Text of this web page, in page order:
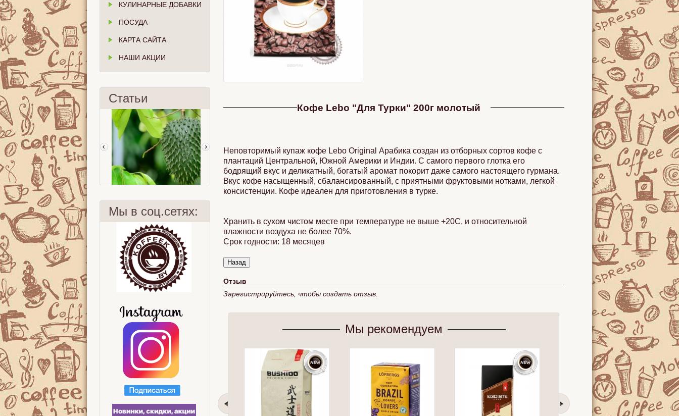
КУЛИНАРНЫЕ ДОБАВКИ
ПОСУДА
КАРТА САЙТА
НАШИ АКЦИИ
Статьи
Суасеп Малина
Мы в соц.сетях:
Кофе Lebo "Для Турки" 200г молотый
Неповторимый купаж кофе Lebo Original Арабика создан из отборных сортов кофе с
плантаций Центральной, Южной Америки и Индии. С самого первого глотка его
бодрящий вкус и деликатный, богатый аромат покорит даже самого настоящего гурмана.
Вкус кофе насыщенный, сбалансированный, с приятными фруктовыми нотками, легкой
консистенции. Кофе идеален для приготовления в турке.
Хранить в сухом чистом месте при температуре не выше +20С, и относительной
влажности воздуха не более 70%.
Срок годности: 18 месяцев
Отзыв
Зарегистрируйтесь, чтобы создать отзыв.
Мы рекомендуем